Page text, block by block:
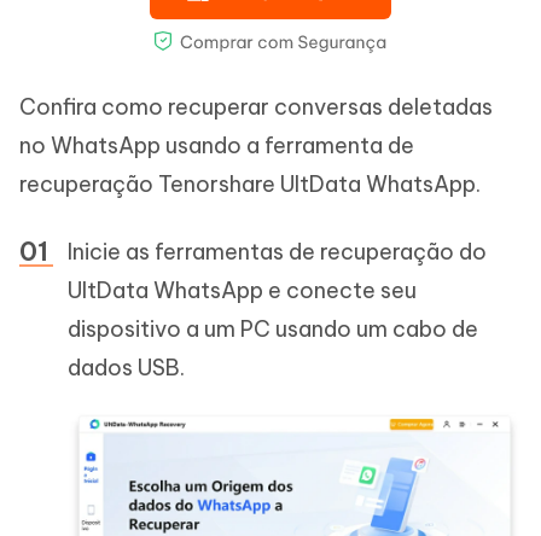
Confira como recuperar conversas deletadas
no WhatsApp usando a ferramenta de
recuperação Tenorshare UltData WhatsApp.
Inicie as ferramentas de recuperação do
UltData WhatsApp e conecte seu
dispositivo a um PC usando um cabo de
dados USB.